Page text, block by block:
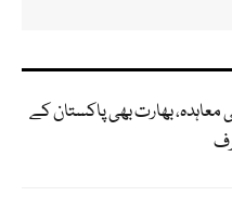
بھارت بھی پاکستان کے